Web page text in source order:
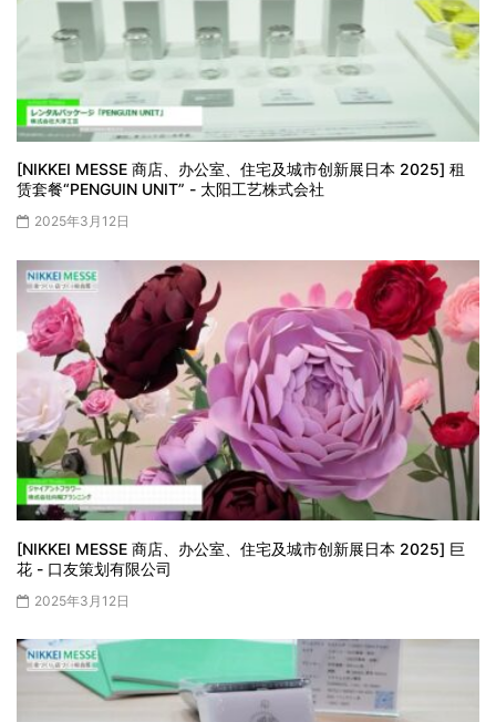
[NIKKEI MESSE 商店、办公室、住宅及城市创新展日本 2025] 租
赁套餐“PENGUIN UNIT” - 太阳工艺株式会社
2025年3月12日
[NIKKEI MESSE 商店、办公室、住宅及城市创新展日本 2025] 巨
花 - 口友策划有限公司
2025年3月12日